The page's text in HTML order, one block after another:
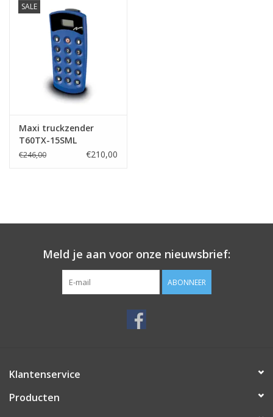
SALE
Maxi truckzender
T60TX-15SML
€246,00 €210,00
Meld je aan voor onze nieuwsbrief:
ABONNEER
Klantenservice
Producten